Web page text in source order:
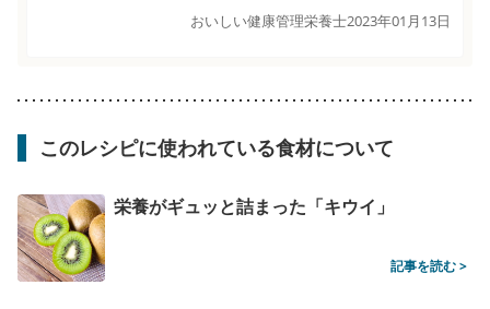
おいしい健康管理栄養士2023年01月13日
このレシピに使われている食材について
栄養がギュッと詰まった「キウイ」
記事を読む >